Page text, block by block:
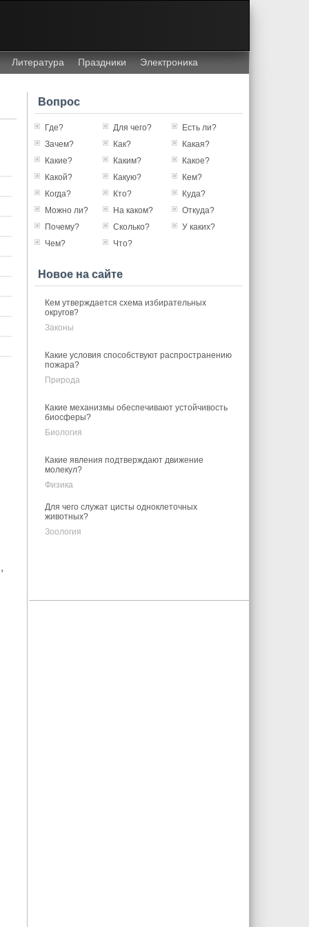
Литература Праздники Электроника
Вопрос
Где? Для чего?
Есть ли?
Зачем?
Как?
Какая?
Какие?
Каким?
Какое?
Какой?
Какую?
Кем?
Когда?
Кто?
Куда?
Можно ли?
На каком?
Откуда?
Почему?
Сколько?
У каких?
Чем?
Что?
Новое на сайте
Кем утверждается схема избирательных
округов?
Законы
Какие условия способствуют распространению
пожара?
Природа
Какие механизмы обеспечивают устойчивость
биосферы?
Биология
Какие явления подтверждают движение
молекул?
Физика
Для чего служат цисты одноклеточных
животных?
Зоология